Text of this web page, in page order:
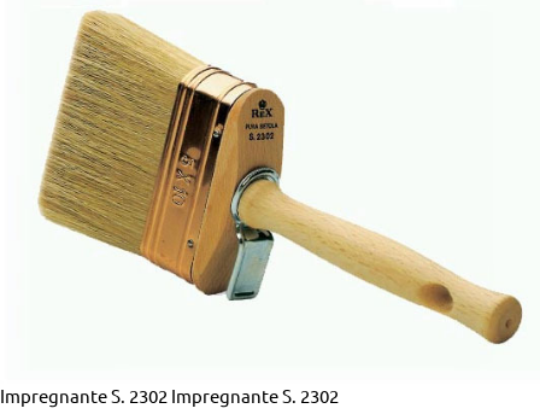
Impregnante S. 2302 Impregnante S. 2302